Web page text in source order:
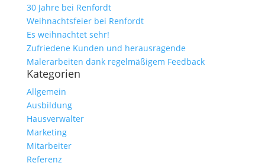
30 Jahre bei Renfordt
Weihnachtsfeier bei Renfordt
Es weihnachtet sehr!
Zufriedene Kunden und herausragende
Malerarbeiten dank regelmäßigem Feedback
Kategorien
Allgemein
Ausbildung
Hausverwalter
Marketing
Mitarbeiter
Referenz